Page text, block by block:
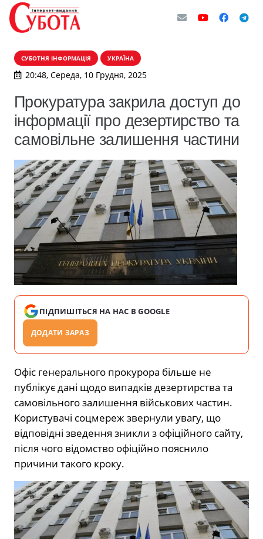
СУБОТНЯ ІНФОРМАЦІЯ УКРАЇНА
20:48, Середа, 10 Грудня, 2025
Прокуратура закрила доступ до
інформації про дезертирство та
самовільне залишення частини
ПІДПИШІТЬСЯ НА НАС В GOOGLE
ДОДАТИ ЗАРАЗ
Офіс генерального прокурора більше не
публікує дані щодо випадків дезертирства та
самовільного залишення військових частин.
Користувачі соцмереж звернули увагу, що
відповідні зведення зникли з офіційного сайту,
після чого відомство офіційно пояснило
причини такого кроку.